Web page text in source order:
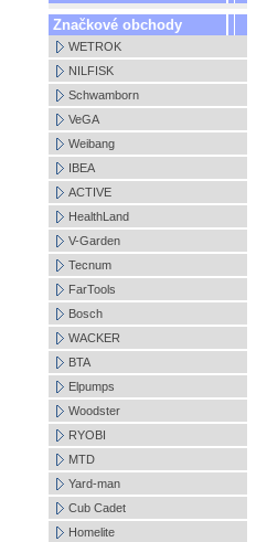
Značkové obchody
WETROK
NILFISK
Schwamborn
VeGA
Weibang
IBEA
ACTIVE
HealthLand
V-Garden
Tecnum
FarTools
Bosch
WACKER
BTA
Elpumps
Woodster
RYOBI
MTD
Yard-man
Cub Cadet
Homelite